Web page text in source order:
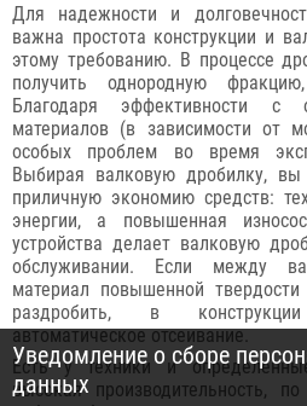
Для надежности и
важна простота конструкции и
этому требованию. В процессе
получить однородную
Благодаря эффективности с
материалов (в зависимости от
особых проблем во время
Выбирая валковую дробилку,
приличную экономию средств:
энергии, а повышенная
устройства делает валковую
обслуживании. Если между
материал повышенной
раздробить, в
автоматическое отсеивание.
Есть у техники и
высокая производительность,
Уведомление о сборе
данных